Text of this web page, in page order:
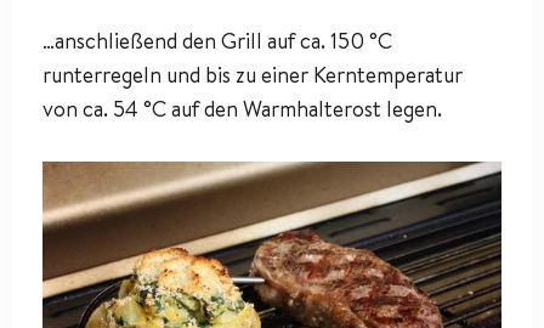
…anschließend den Grill auf ca. 150 °C
runterregeln und bis zu einer Kerntemperatur
von ca. 54 °C auf den Warmhalterost legen.